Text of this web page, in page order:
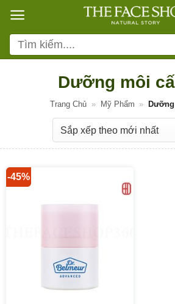
qua
nội
dung
Tìm
kiếm:
Dưỡng môi
Trang Chủ » Mỹ Phẩm »
-45%